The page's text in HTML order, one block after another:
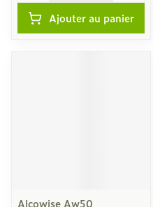
Ajouter au panier
Alcowise Aw50